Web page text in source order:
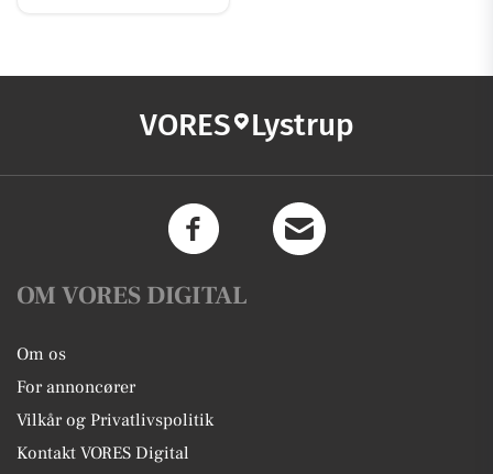
VORES Lystrup
OM VORES DIGITAL
Om os
For annoncører
Vilkår og Privatlivspolitik
Kontakt VORES Digital